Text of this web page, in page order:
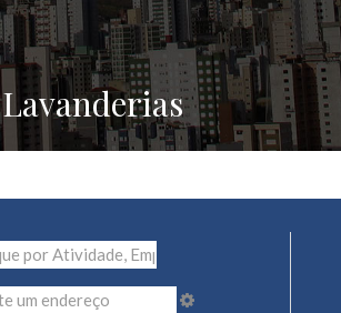
Lavanderias